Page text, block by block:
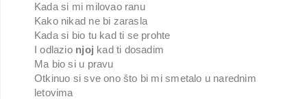
Kada si mi milovao ranu
Kako nikad ne bi zarasla
Kada si bio tu kad ti se prohte
I odlazio njoj kad ti dosadim
Ma bio si u pravu
Otkinuo si sve ono što bi mi smetalo u narednim
letovima